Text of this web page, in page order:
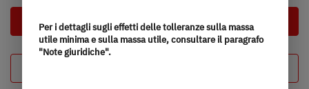
Prossimo passo
Per i dettagli sugli effetti delle tolleranze sulla massa
utile minima e sulla massa utile, consultare il paragrafo
"Note giuridiche".